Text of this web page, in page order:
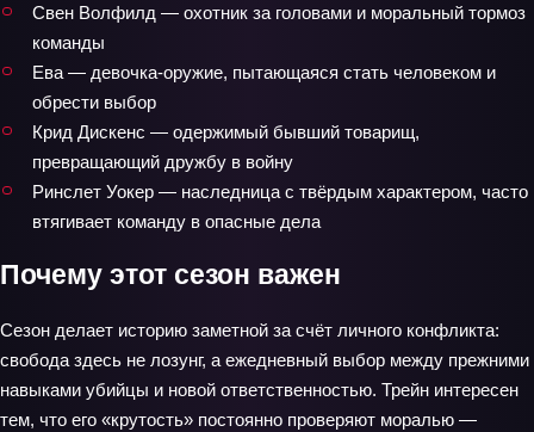
Свен Волфилд — охотник за головами и моральный тормоз
команды
Ева — девочка‑оружие, пытающаяся стать человеком и
обрести выбор
Крид Дискенс — одержимый бывший товарищ,
превращающий дружбу в войну
Ринслет Уокер — наследница с твёрдым характером, часто
втягивает команду в опасные дела
Почему этот сезон важен
Сезон делает историю заметной за счёт личного конфликта:
свобода здесь не лозунг, а ежедневный выбор между прежними
навыками убийцы и новой ответственностью. Трейн интересен
тем, что его «крутость» постоянно проверяют моралью —